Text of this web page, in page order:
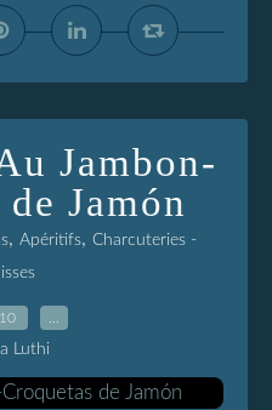
Jambon-
Jamón
, Apéritifs, Charcuteries -
Luthi